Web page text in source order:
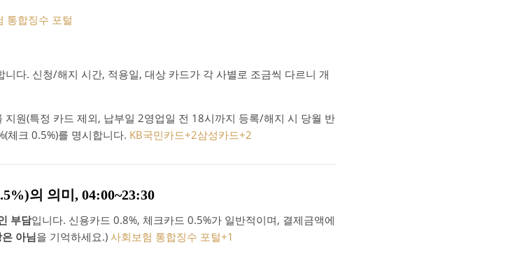
통합징수 포털
니다. 신청/해지 시간, 적용일, 대상 카드가 각 사별로 조금씩 다르니 개
지원(특정 카드 제외, 납부일 2영업일 전 18시까지 등록/해지 시 당월 반
체크 0.5%)를 명시합니다. KB국민카드+2삼성카드+2
의 의미, 04:00~23:30
부담입니다. 신용카드 0.8%, 체크카드 0.5%가 일반적이며, 결제금액에
아님을 기억하세요.) 사회보험 통합징수 포털+1